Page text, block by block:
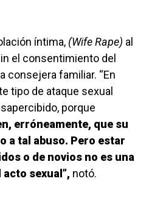
íntima, (Wife Rape) al
el consentimiento del
consejera familiar. “En
tipo de ataque sexual
porque
erróneamente, que su
a tal abuso. Pero estar
o de novios no es una
sexual”, notó.